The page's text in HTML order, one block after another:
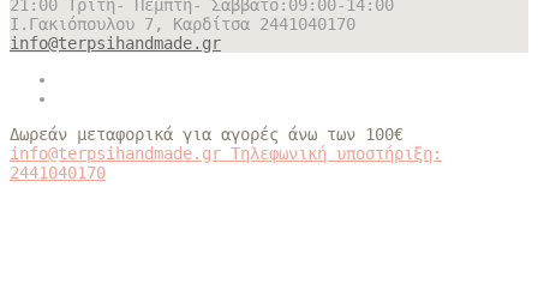
21:00 Τρίτη- Πέμπτη- Σαββατο:09:00-14:00
Ι.Γακιόπουλου 7, Καρδίτσα 2441040170
info@terpsihandmade.gr
Δωρεάν μεταφορικά για αγορές άνω των 100€
info@terpsihandmade.gr Τηλεφωνική υποστήριξη:
2441040170